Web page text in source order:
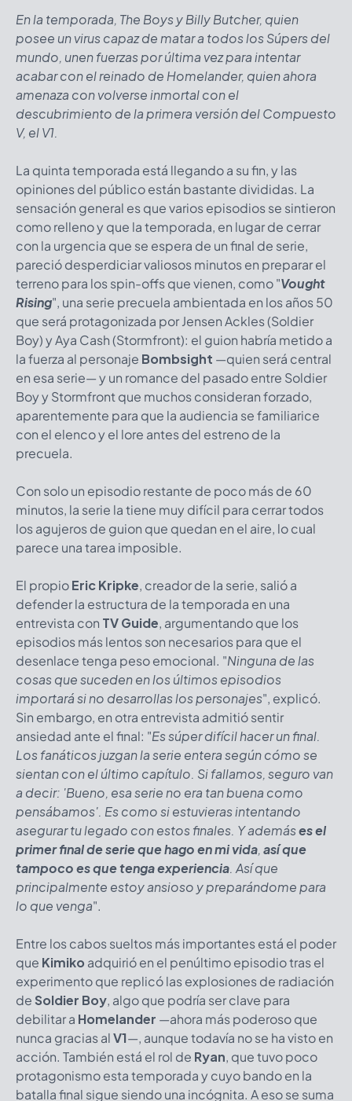
En la temporada, The Boys y Billy Butcher, quien
posee un virus capaz de matar a todos los Súpers del
mundo, unen fuerzas por última vez para intentar
acabar con el reinado de Homelander, quien ahora
amenaza con volverse inmortal con el
descubrimiento de la primera versión del Compuesto
V, el V1.
La quinta temporada está llegando a su fin, y las
opiniones del público están bastante divididas. La
sensación general es que varios episodios se sintieron
como relleno y que la temporada, en lugar de cerrar
con la urgencia que se espera de un final de serie,
pareció desperdiciar valiosos minutos en preparar el
terreno para los spin-offs que vienen, como "Vought
Rising", una serie precuela ambientada en los años 50
que será protagonizada por Jensen Ackles (Soldier
Boy) y Aya Cash (Stormfront): el guion habría metido a
la fuerza al personaje Bombsight —quien será central
en esa serie— y un romance del pasado entre Soldier
Boy y Stormfront que muchos consideran forzado,
aparentemente para que la audiencia se familiarice
con el elenco y el lore antes del estreno de la
precuela.
Con solo un episodio restante de poco más de 60
minutos, la serie la tiene muy difícil para cerrar todos
los agujeros de guion que quedan en el aire, lo cual
parece una tarea imposible.
El propioEric Kripke, creador de la serie, salió a
defender la estructura de la temporada en una
entrevista con TV Guide, argumentando que los
episodios más lentos son necesarios para que el
desenlace tenga peso emocional. "Ninguna de las
cosas que suceden en los últimos episodios
importará si no desarrollas los personajes", explicó.
Sin embargo, en otra entrevista admitió sentir
ansiedad ante el final: "Es súper difícil hacer un final.
Los fanáticos juzgan la serie entera según cómo se
sientan con el último capítulo. Si fallamos, seguro van
a decir: 'Bueno, esa serie no era tan buena como
pensábamos'. Es como si estuvieras intentando
asegurar tu legado con estos finales. Y ademáses el
primer final de serie que hago en mi vida, así que
tampoco es que tenga experiencia. Así que
principalmente estoy ansioso y preparándome para
lo que venga".
Entre los cabos sueltos más importantes está el poder
que Kimiko adquirió en el penúltimo episodio tras el
experimento que replicó las explosiones de radiación
de Soldier Boy, algo que podría ser clave para
debilitar a Homelander —ahora más poderoso que
nunca gracias alV1—, aunque todavía no se ha visto en
acción. También está el rol de Ryan, que tuvo poco
protagonismo esta temporada y cuyo bando en la
batalla final sigue siendo una incógnita. A eso se suma